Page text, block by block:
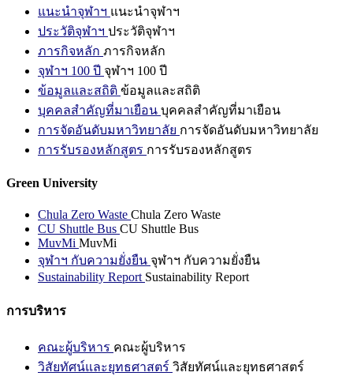
แนะนำจุฬาฯ แนะนำจุฬาฯ
ประวัติจุฬาฯ ประวัติจุฬาฯ
ภารกิจหลัก ภารกิจหลัก
จุฬาฯ 100 ปี จุฬาฯ 100 ปี
ข้อมูลและสถิติ ข้อมูลและสถิติ
บุคคลสำคัญที่มาเยือน บุคคลสำคัญที่มาเยือน
การจัดอันดับมหาวิทยาลัย การจัดอันดับมหาวิทยาลัย
การรับรองหลักสูตร การรับรองหลักสูตร
Green University
Chula Zero Waste Chula Zero Waste
CU Shuttle Bus CU Shuttle Bus
MuvMi MuvMi
จุฬาฯ กับความยั่งยืน จุฬาฯ กับความยั่งยืน
Sustainability Report Sustainability Report
การบริหาร
คณะผู้บริหาร คณะผู้บริหาร
วิสัยทัศน์และยุทธศาสตร์ วิสัยทัศน์และยุทธศาสตร์